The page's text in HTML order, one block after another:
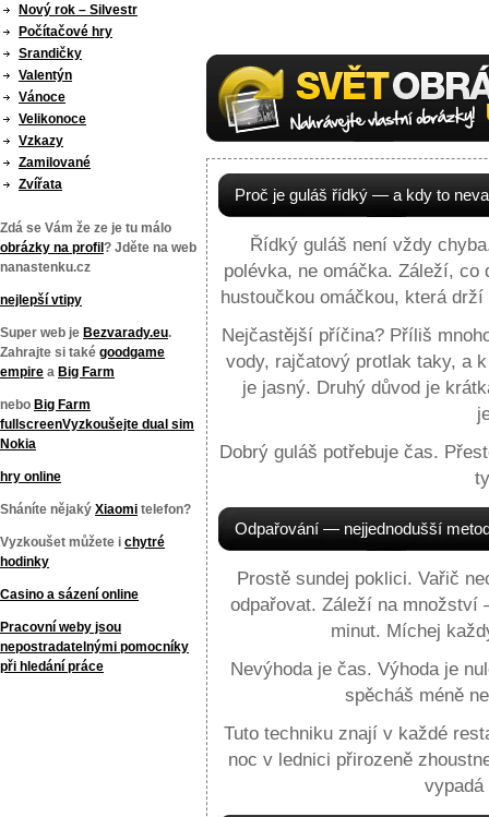
Nový rok – Silvestr
Počítačové hry
Srandičky
Valentýn
Vánoce
Velikonoce
Vzkazy
Zamilované
Zvířata
Zdá se Vám že ze je tu málo
obrázky na profil ? Jděte na web
nanastenku.cz
nejlepší vtipy
Super web je Bezvarady.eu.
Zahrajte si také goodgame
empire a Big Farm
nebo Big Farm
fullscreenVyzkoušejte dual sim
Nokia
hry online
Sháníte nějaký Xiaomi telefon?
Vyzkoušet můžete i chytré
hodinky
Casino a sázení online
Pracovní weby jsou
nepostradatelnými pomocníky
při hledání práce
Proč je guláš řídký — a kdy to
Řídký guláš není vždy
polévka, ne omáčka. Záleží,
hustoučkou omáčkou, která
Nejčastější příčina? Příliš
vody, rajčatový protlak taky, a
je jasný. Druhý důvod je
Dobrý guláš potřebuje čas.
Odpařování — nejjednodušší
Prostě sundej poklici. Vařič
odpařovat. Záleží na
minut. Míchej
Nevýhoda je čas. Výhoda je
spěcháš méně
Tuto techniku znají v každé
noc v lednici přirozeně
vypadá